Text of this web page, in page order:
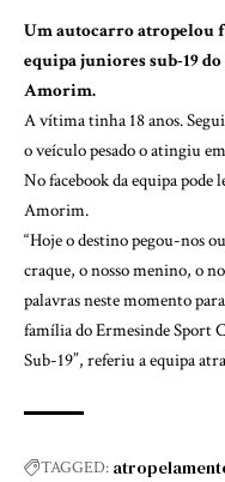
Um autocarro atropelou
equipa juniores sub-19
Amorim.
A vítima tinha 18 anos.
o veículo pesado o atingiu
No facebook da equipa pode
Amorim.
“Hoje o destino pegou-nos
craque, o nosso menino, o
palavras neste momento
família do Ermesinde Sport
Sub-19”, referiu a equipa
TAGGED: